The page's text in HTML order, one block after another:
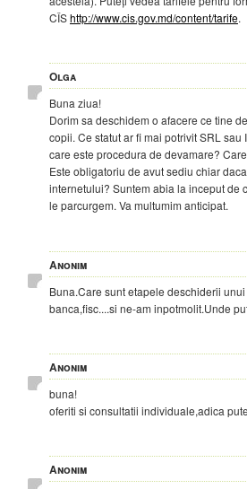
CÎShttp://www.cis.gov.md/content/tarife.
Olga
Buna ziua!
Dorim sa deschidem o afacere ce tine
copii. Ce statut ar fi mai potrivit SRL
care este procedura de devamare?
Este obligatoriu de avut sediu chiar
internetului? Suntem abia la inceput de
le parcurgem. Va multumim anticipat.
Anonim
Buna.Care sunt etapele deschiderii
banca,fisc....si ne-am inpotmolit.Unde
Anonim
buna!
oferiti si consultatii individuale,adica
Anonim